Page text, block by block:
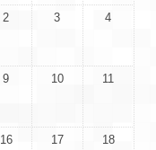
2 3 4
9 10 11
16 17 18